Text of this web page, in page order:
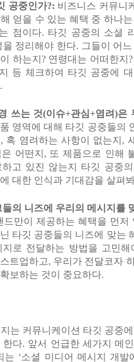
공중인가?: 비즈니스 커뮤니
얻을 수 있는 혜택 중 하나
점이다. 타깃 공중의 소셜
을 정리해야 한다. 그들이 어
하는지 ? 연령대는 어떠한지
등 체크하여 타깃 공중에
.
쓰는 것(이슈+관심+염려)은
영역에 대해 타깃 공중들의
, 혹 염려하는 사항이 없는지 ,
어떤지 , 또 제품으로 인해
고 있진 않는지 타깃 공중
대한 인식과 기대감을 살펴
의 니즈에 우리의 메시지를
드만이 제공하는 혜택을 먼저
타깃 공중들의 니즈에 맞는
로 전달하는 방법을 고민해
트업하고, 우리가 전달코자
보하는 것이 중요하다.
는 커뮤니케이션 타깃 공중
한다. 앞서 언급한 세가지 메
는 ‘소셜 미디어 메시지 개발